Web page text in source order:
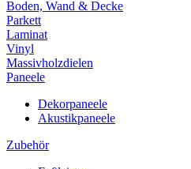
Boden, Wand & Decke
Parkett
Laminat
Vinyl
Massivholzdielen
Paneele
Dekorpaneele
Akustikpaneele
Zubehör